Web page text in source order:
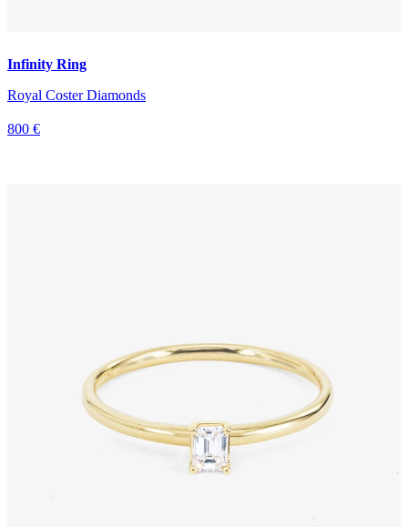
Infinity Ring
Royal Coster Diamonds
800 €